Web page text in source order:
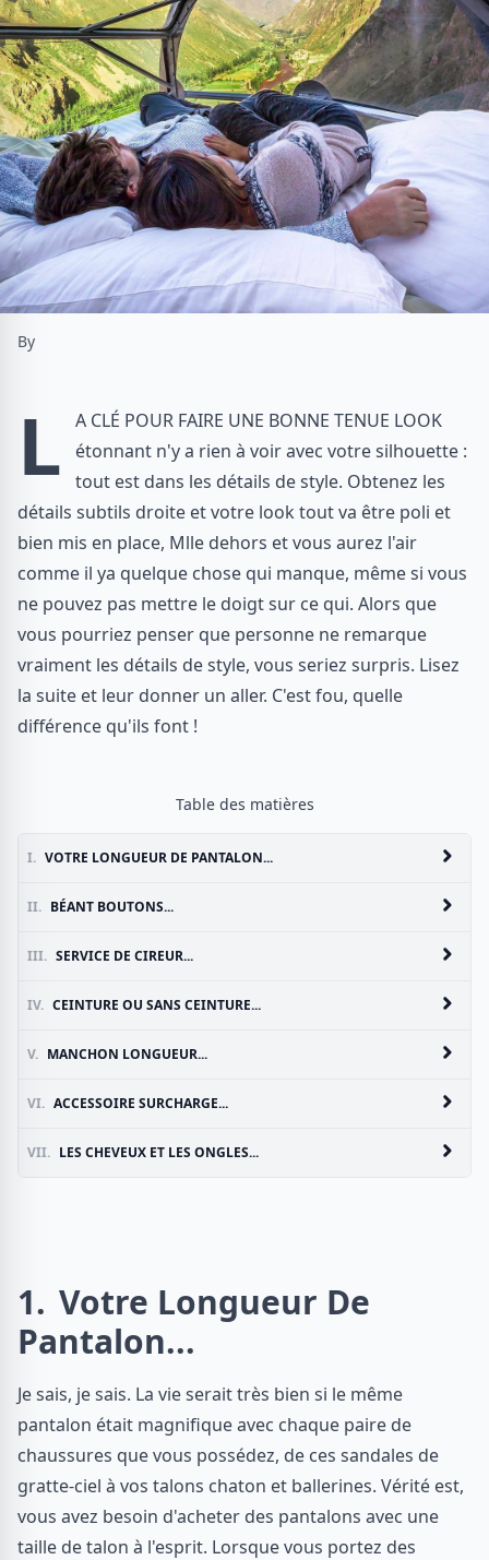
By
L
a clé pour faire une bonne tenue look
étonnant n'y a rien à voir avec votre silhouette :
tout est dans les détails de style. Obtenez les
détails subtils droite et votre look tout va être poli et
bien mis en place, Mlle dehors et vous aurez l'air
comme il ya quelque chose qui manque, même si vous
ne pouvez pas mettre le doigt sur ce qui. Alors que
vous pourriez penser que personne ne remarque
vraiment les détails de style, vous seriez surpris. Lisez
la suite et leur donner un aller. C'est fou, quelle
différence qu'ils font !
Table des matières
I. VOTRE LONGUEUR DE PANTALON...
II. BÉANT BOUTONS...
III. SERVICE DE CIREUR...
IV. CEINTURE OU SANS CEINTURE...
V. MANCHON LONGUEUR...
VI. ACCESSOIRE SURCHARGE...
VII. LES CHEVEUX ET LES ONGLES...
1
Votre Longueur De
Pantalon...
Je sais, je sais. La vie serait très bien si le même
pantalon était magnifique avec chaque paire de
chaussures que vous possédez, de ces sandales de
gratte-ciel à vos talons chaton et ballerines. Vérité est,
vous avez besoin d'acheter des pantalons avec une
taille de talon à l'esprit. Lorsque vous portez des